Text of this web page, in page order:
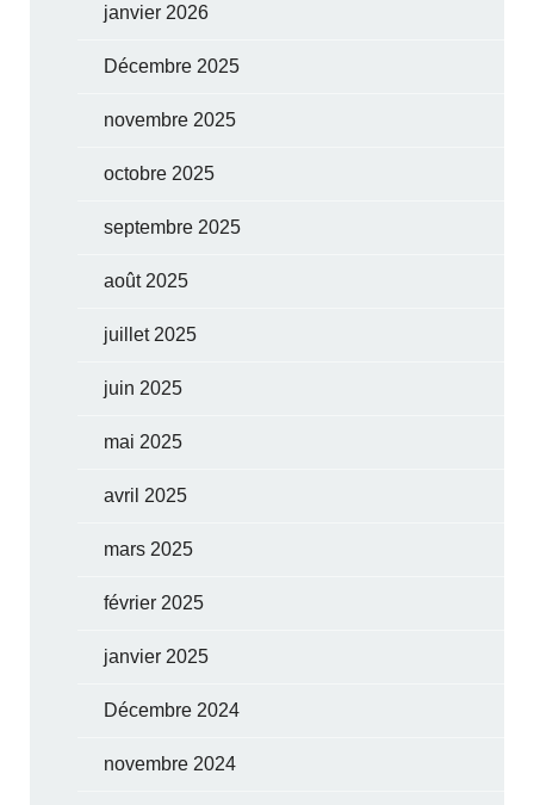
janvier 2026
Décembre 2025
novembre 2025
octobre 2025
septembre 2025
août 2025
juillet 2025
juin 2025
mai 2025
avril 2025
mars 2025
février 2025
janvier 2025
Décembre 2024
novembre 2024